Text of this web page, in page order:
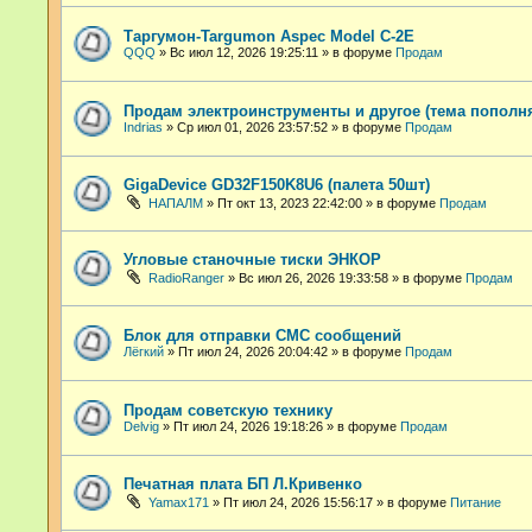
Таргумон-Targumon Aspec Model C-2E
QQQ » Вс июл 12, 2026 19:25:11 » в форуме Продам
Продам электроинструменты и другое (тема
Indrias » Ср июл 01, 2026 23:57:52 » в форуме Продам
GigaDevice GD32F150K8U6 (палета 50шт)
НАПАЛМ » Пт окт 13, 2023 22:42:00 » в форуме Продам
Угловые станочные тиски ЭНКОР
RadioRanger » Вс июл 26, 2026 19:33:58 » в форуме Продам
Блок для отправки СМС сообщений
Лёгкий » Пт июл 24, 2026 20:04:42 » в форуме Продам
Продам советскую технику
Delvig » Пт июл 24, 2026 19:18:26 » в форуме Продам
Печатная плата БП Л.Кривенко
Yamax171 » Пт июл 24, 2026 15:56:17 » в форуме Питание